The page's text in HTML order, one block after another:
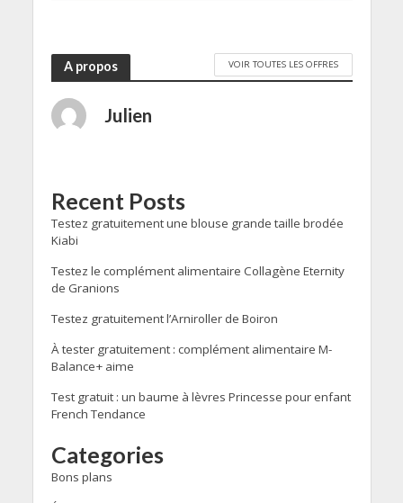
A propos VOIR TOUTES LES OFFRES
Julien
Recent Posts
Testez gratuitement une blouse grande taille brodée
Kiabi
Testez le complément alimentaire Collagène Eternity
de Granions
Testez gratuitement l’Arniroller de Boiron
À tester gratuitement : complément alimentaire M-
Balance+ aime
Test gratuit : un baume à lèvres Princesse pour enfant
French Tendance
Categories
Bons plans